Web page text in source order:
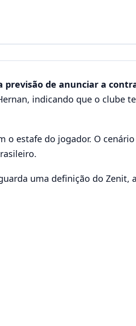
previsão de anunciar a
indicando que o clube
o estafe do jogador. O
uma definição do